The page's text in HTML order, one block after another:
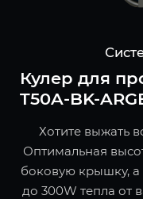
Кулер для
T50A-BK-
Хотите выжать
Оптимальная
боковую крышку, а
до 300W тепла от